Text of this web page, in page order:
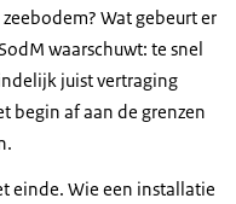
Wat gebeurt er
waarschuwt: te snel
juist vertraging
begin af aan de grenzen
einde. Wie een installatie